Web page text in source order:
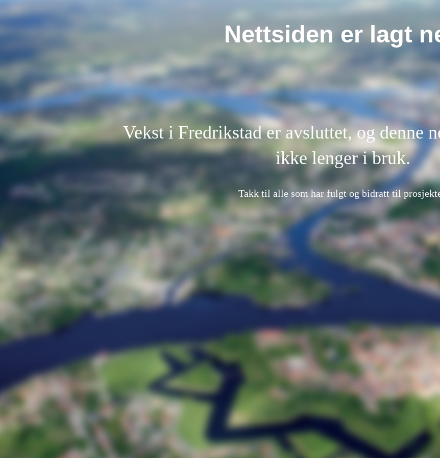
Nettsiden er lagt
Vekst i Fredrikstad er avsluttet, og denne
ikke lenger i bruk.
Takk til alle som har fulgt og bidratt til